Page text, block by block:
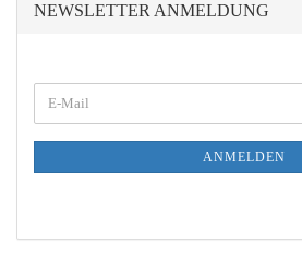
NEWSLETTER ANMELDUNG
ZUR
E-
Mail
ANMELDEN